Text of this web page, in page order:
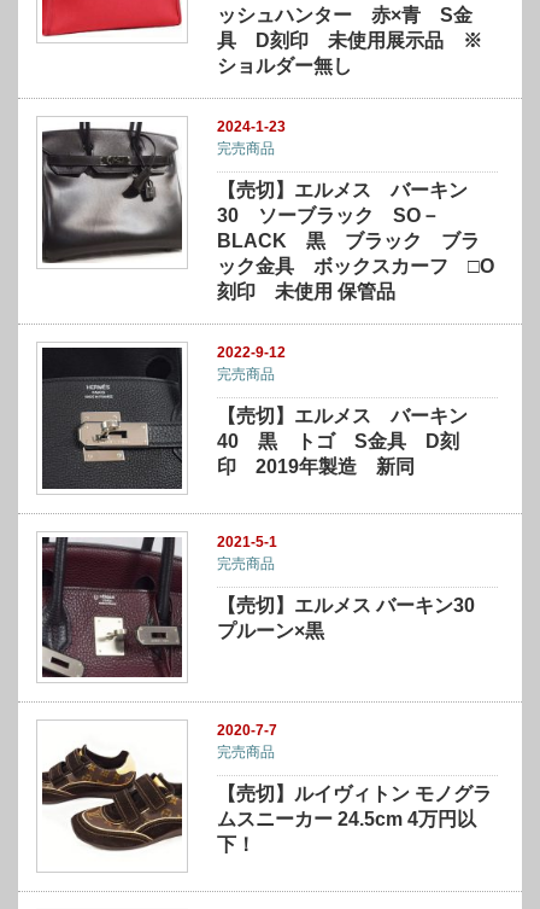
ッシュハンター 赤×青 S金
具 D刻印 未使用展示品 ※
ショルダー無し
2024-1-23
完売商品
【売切】エルメス バーキン
30 ソーブラック SO－
BLACK 黒 ブラック ブラ
ック金具 ボックスカーフ □O
刻印 未使用 保管品
2022-9-12
完売商品
【売切】エルメス バーキン
40 黒 トゴ S金具 D刻
印 2019年製造 新同
2021-5-1
完売商品
【売切】エルメス バーキン30
プルーン×黒
2020-7-7
完売商品
【売切】ルイヴィトン モノグラ
ムスニーカー 24.5cm 4万円以
下！